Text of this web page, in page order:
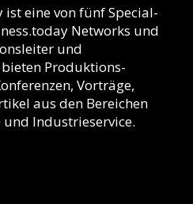
eine von fünf Special-
Networks und
und
Produktions-
Vorträge,
aus den Bereichen
Industrieservice.